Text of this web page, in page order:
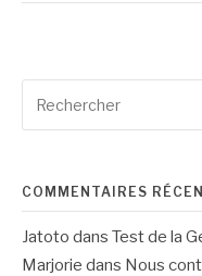
pour
COMMENTAIRES
Jatoto dans Test de la
Marjorie dans Nous